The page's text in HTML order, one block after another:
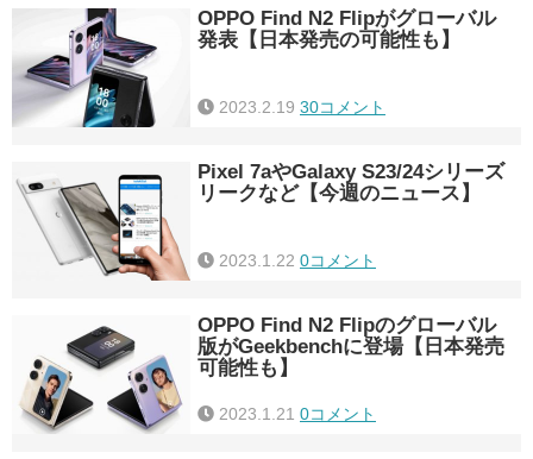
OPPO Find N2 Flipがグローバル
発表【日本発売の可能性も】
2023.2.19 30コメント
Pixel 7aやGalaxy S23/24シリーズ
リークなど【今週のニュース】
2023.1.22 0コメント
OPPO Find N2 Flipのグローバル
版がGeekbenchに登場【日本発売
可能性も】
2023.1.21 0コメント